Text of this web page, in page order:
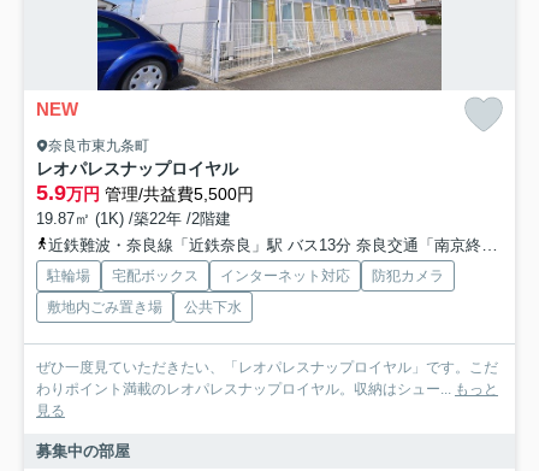
NEW
奈良市東九条町
レオパレスナップロイヤル
5.9万円 管理/共益費5,500円
19.87㎡ (1K) /築22年 /2階建
近鉄難波・奈良線「近鉄奈良」駅 バス13分 奈良交通「南京終町」 停歩7分
駐輪場 宅配ボックス インターネット対応
防犯カメラ
敷地内ごみ置き場
公共下水
ぜひ一度見ていただきたい、「レオパレスナップロイヤル」です。こだ
わりポイント満載のレオパレスナップロイヤル。収納はシュー...
もっと
見る
募集中の部屋